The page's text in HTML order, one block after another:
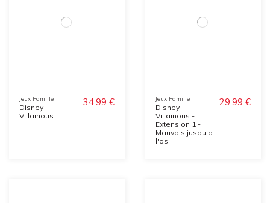
Jeux Famille
Disney
Villainous
34,99 € Jeux Famille
Disney
Villainous -
Extension 1 -
Mauvais jusqu'a
l'os
29,99 €